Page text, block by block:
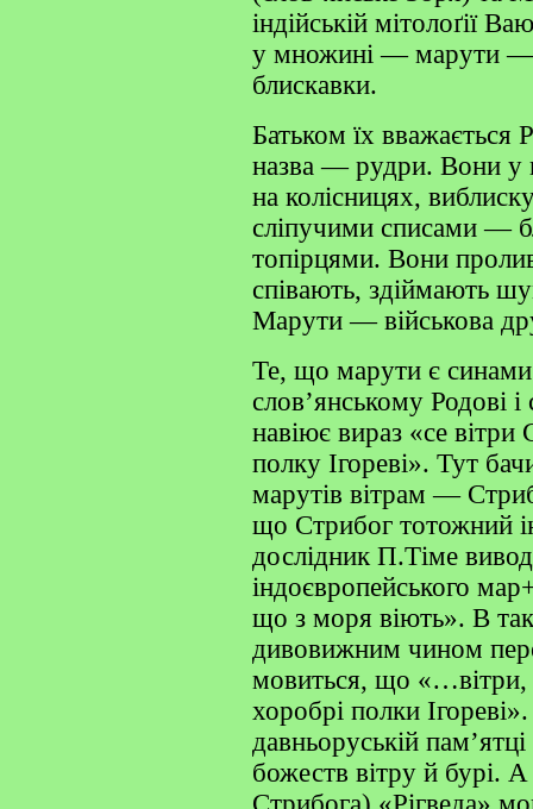
індійській мітолоґії
у множині — марути —
блискавки.
Батьком їх вважається
назва — рудри. Вони у
на колісницях,
сліпучими списами —
топірцями. Вони
співають, здіймають
Марути — військова
Те, що марути є
слов’янському Родові
навіює вираз «се
полку Ігореві». Тут
марутів вітрам —
що Стрибог тотожний
дослідник П.Тіме
індоєвропейського
що з моря віють». В
дивовижним чином
мовиться, що «…вітри,
хоробрі полки
давньоруській
божеств вітру й бурі.